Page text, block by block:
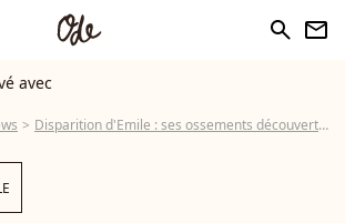
search newsletter
avec
Disparition d'Emile : ses ossements découverts à proximité du Haut-Vernet, le maire du hameau réagit : "Personne ne savait..."